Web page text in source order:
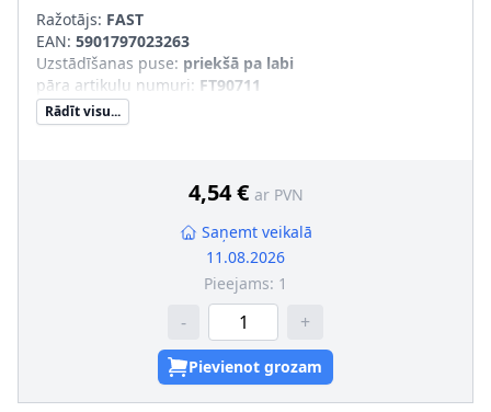
Ražotājs: FAST
EAN: 5901797023263
Uzstādīšanas puse: priekšā pa labi
pāra artikulu numuri: FT90711
Rādīt visu...
4,54 € ar PVN
Saņemt veikalā
11.08.2026
Pieejams: 1
- +
Pievienot grozam